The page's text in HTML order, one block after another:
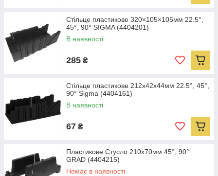
Стільце пластикове 320×105×105мм 22.5°,
45°, 90° SIGMA (4404201)
В наявності
285 ₴
Стільце пластикове 212х42х44мм 22.5°, 45°,
90° Sigma (4404161)
В наявності
67 ₴
Пластикове Стусло 210х70мм 45°, 90°
GRAD (4404215)
Немає в наявності